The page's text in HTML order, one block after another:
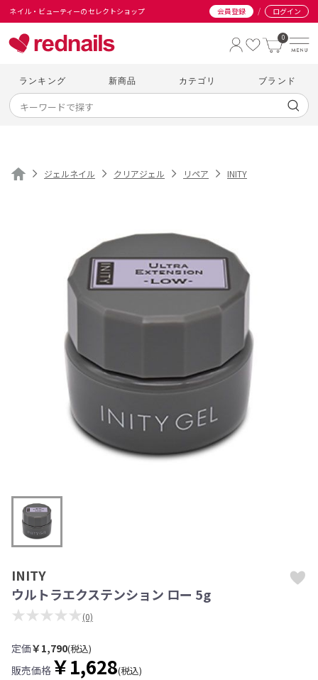
ネイル・ビューティーのセレクトショップ 会員登録 / ログイン
0
ランキング 新商品 カテゴリ ブランド
ジェルネイル クリアジェル リペア INITY
INITY
ウルトラエクステンション ロー 5g
★★★★★ (0)
定価￥1,790(税込)
販売価格 ￥1,628(税込)